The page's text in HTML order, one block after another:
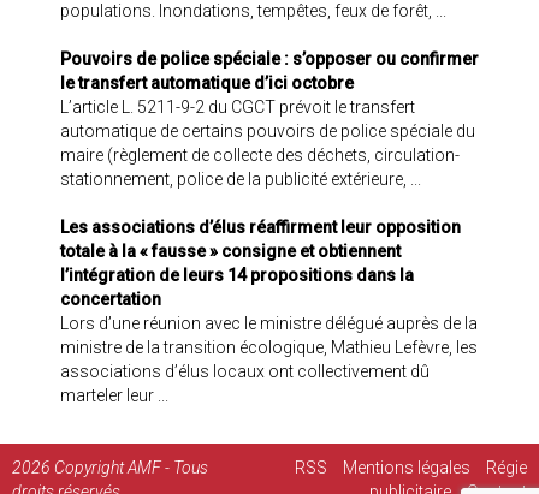
populations. Inondations, tempêtes, feux de forêt, ...
Pouvoirs de police spéciale : s’opposer ou confirmer
le transfert automatique d’ici octobre
L’article L. 5211-9-2 du CGCT prévoit le transfert
automatique de certains pouvoirs de police spéciale du
maire (règlement de collecte des déchets, circulation-
stationnement, police de la publicité extérieure, ...
Les associations d’élus réaffirment leur opposition
totale à la « fausse » consigne et obtiennent
l’intégration de leurs 14 propositions dans la
concertation
Lors d’une réunion avec le ministre délégué auprès de la
ministre de la transition écologique, Mathieu Lefèvre, les
associations d’élus locaux ont collectivement dû
marteler leur ...
2026 Copyright AMF - Tous
RSS Mentions légales
Régie